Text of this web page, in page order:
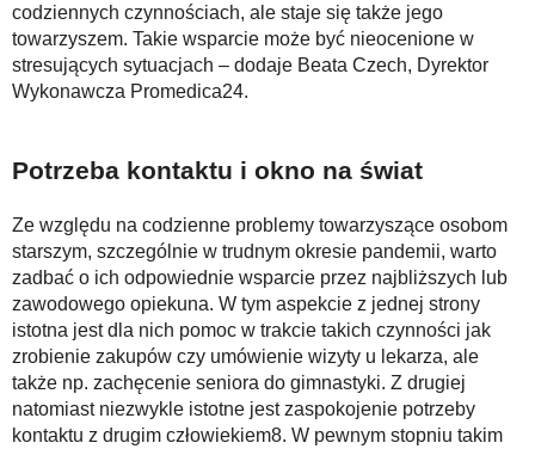
codziennych czynnościach, ale staje się także jego
towarzyszem. Takie wsparcie może być nieocenione w
stresujących sytuacjach – dodaje Beata Czech, Dyrektor
Wykonawcza Promedica24.
Potrzeba kontaktu i okno na świat
Ze względu na codzienne problemy towarzyszące osobom
starszym, szczególnie w trudnym okresie pandemii, warto
zadbać o ich odpowiednie wsparcie przez najbliższych lub
zawodowego opiekuna. W tym aspekcie z jednej strony
istotna jest dla nich pomoc w trakcie takich czynności jak
zrobienie zakupów czy umówienie wizyty u lekarza, ale
także np. zachęcenie seniora do gimnastyki. Z drugiej
natomiast niezwykle istotne jest zaspokojenie potrzeby
kontaktu z drugim człowiekiem8. W pewnym stopniu takim